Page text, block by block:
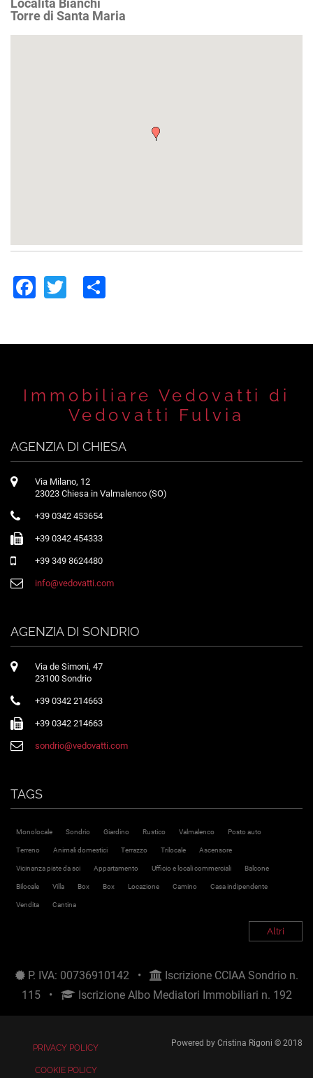
Località Bianchi
Torre di Santa Maria
Facebook
Twitter
Immobiliare Vedovatti di
Vedovatti Fulvia
AGENZIA DI CHIESA
Via Milano, 12
23023 Chiesa in Valmalenco (SO)
+39 0342 453654
+39 0342 454333
+39 349 8624480
info@vedovatti.com
AGENZIA DI SONDRIO
Via de Simoni, 47
23100 Sondrio
+39 0342 214663
+39 0342 214663
sondrio@vedovatti.com
TAGS
Monolocale Sondrio Giardino Rustico Valmalenco Posto auto
Terreno Animali domestici Terrazzo Trilocale Ascensore
Vicinanza piste da sci Appartamento Ufficio e locali commerciali Balcone
Bilocale Villa Box Box Locazione Camino Casa indipendente
Vendita Cantina
Altri
P. IVA: 00736910142 •
Iscrizione CCIAA Sondrio n.
115 •
Iscrizione Albo Mediatori Immobiliari n. 192
PRIVACY POLICY
COOKIE POLICY
Powered by Cristina Rigoni © 2018